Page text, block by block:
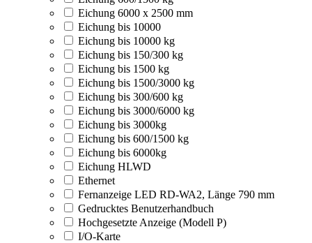
Eichung 6000 x 2500 mm
Eichung bis 10000
Eichung bis 10000 kg
Eichung bis 150/300 kg
Eichung bis 1500 kg
Eichung bis 1500/3000 kg
Eichung bis 300/600 kg
Eichung bis 3000/6000 kg
Eichung bis 3000kg
Eichung bis 600/1500 kg
Eichung bis 6000kg
Eichung HLWD
Ethernet
Fernanzeige LED RD-WA2, Länge 790 mm
Gedrucktes Benutzerhandbuch
Hochgesetzte Anzeige (Modell P)
I/O-Karte